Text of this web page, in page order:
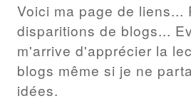
Voici ma page de liens...
disparitions de blogs...
m'arrive d'apprécier la
blogs même si je ne
idées.